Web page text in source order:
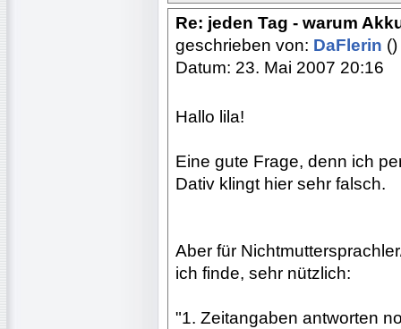
Re: jeden Tag - warum
geschrieben von: DaFlerin ()
Datum: 23. Mai 2007 20:16
Hallo lila!
Eine gute Frage, denn ich
Dativ klingt hier sehr falsch.
Aber für
ich finde, sehr nützlich:
"1. Zeitangaben antworten